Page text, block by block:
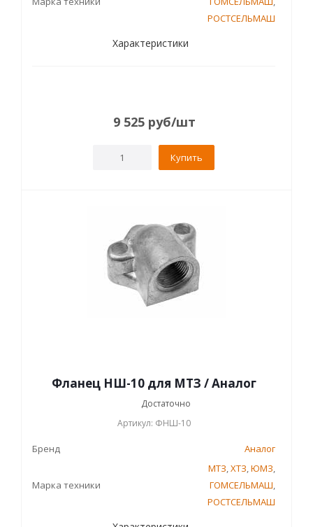
РОСТСЕЛЬМАШ
Характеристики
9 525руб/шт
Купить
Фланец НШ-10 для МТЗ / Аналог
Достаточно
Артикул: ФНШ-10
Бренд Аналог
Марка техники
МТЗ,ХТЗ,ЮМЗ,
ГОМСЕЛЬМАШ,
РОСТСЕЛЬМАШ